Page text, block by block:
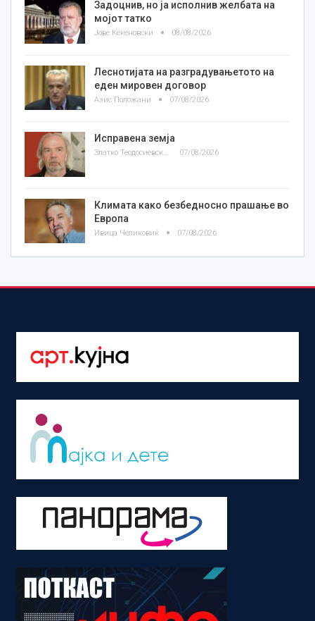
Задоцнив, но ја исполнив желбата на
мојот татко
Јове Кекеновски 08/08/2026
Леснотијата на разградувањетото на
еден мировен договор
Азис Положани 07/08/2026
Исправена земја
Златко Теодосиевски 07/08/2026
Климата како безбедносно прашање во
Европа
Ивица Челиковиќ 07/08/2026